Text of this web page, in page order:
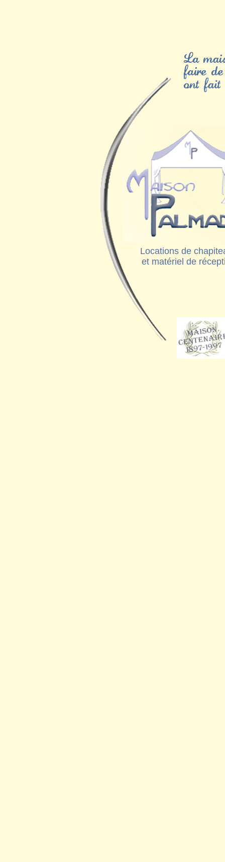
Locations de
et matériel de